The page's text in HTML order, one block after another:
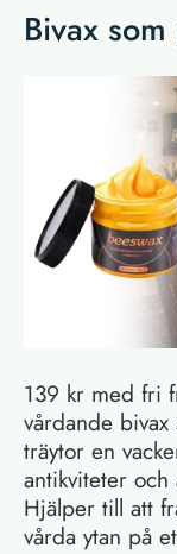
Bivax
139 kr med fri
vårdande
träytor en
antikviteter
Hjälper till att
vårda ytan på